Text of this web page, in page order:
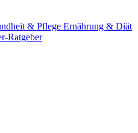
& Pflege Ernährung & Diät
Ratgeber